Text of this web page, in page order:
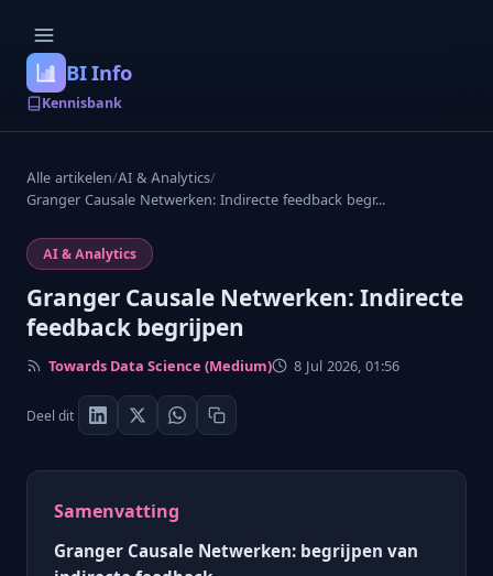
BI Info
Kennisbank
Alle artikelen/AI & Analytics/
Granger Causale Netwerken: Indirecte feedback begr...
AI & Analytics
Granger Causale Netwerken: Indirecte
feedback begrijpen
Towards Data Science (Medium) 8 Jul 2026, 01:56
Deel dit
Samenvatting
Granger Causale Netwerken: begrijpen van